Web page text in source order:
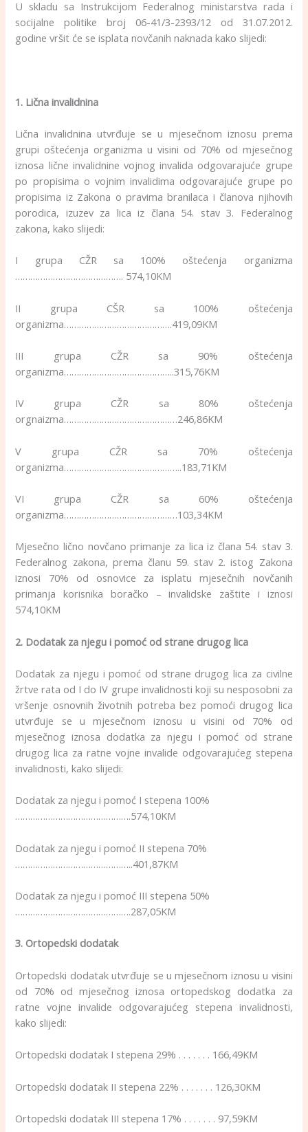
U skladu sa Instrukcijom Federalnog ministarstva rada i
socijalne politike broj 06-41/3-2393/12 od 31.07.2012.
godine vršit će se isplata novčanih naknada kako slijedi:
1. Lična invalidnina
Lična invalidnina utvrđuje se u mjesečnom iznosu prema
grupi oštećenja organizma u visini od 70% od mjesečnog
iznosa lične invalidnine vojnog invalida odgovarajuće grupe
po propisima o vojnim invalidima odgovarajuće grupe po
propisima iz Zakona o pravima branilaca i članova njihovih
porodica, izuzev za lica iz člana 54. stav 3. Federalnog
zakona, kako slijedi:
I grupa CŽR sa 100% oštećenja organizma
……………………………………. 574,10KM
II grupa CŠR sa 100% oštećenja
organizma…………………………………….419,09KM
III grupa CŽR sa 90% oštećenja
organizma……………………………………..315,76KM
IV grupa CŽR sa 80% oštećenja
orgnaizma………………………………………246,86KM
V grupa CŽR sa 70% oštećenja
organizma………………………………………..183,71KM
VI grupa CŽR sa 60% oštećenja
organizma………………………………………103,34KM
Mjesečno lično novčano primanje za lica iz člana 54. stav 3.
Federalnog zakona, prema članu 59. stav 2. istog Zakona
iznosi 70% od osnovice za isplatu mjesečnih novčanih
primanja korisnika boračko – invalidske zaštite i iznosi
574,10KM
2. Dodatak za njegu i pomoć od strane drugog lica
Dodatak za njegu i pomoć od strane drugog lica za civilne
žrtve rata od I do IV grupe invalidnosti koji su nesposobni za
vršenje osnovnih životnih potreba bez pomoći drugog lica
utvrđuje se u mjesečnom iznosu u visini od 70% od
mjesečnog iznosa dodatka za njegu i pomoć od strane
drugog lica za ratne vojne invalide odgovarajućeg stepena
invalidnosti, kako slijedi:
Dodatak za njegu i pomoć I stepena 100%
……………………………………….574,10KM
Dodatak za njegu i pomoć II stepena 70%
………………………………………..401,87KM
Dodatak za njegu i pomoć III stepena 50%
……………………………………….287,05KM
3. Ortopedski dodatak
Ortopedski dodatak utvrđuje se u mjesečnom iznosu u visini
od 70% od mjesečnog iznosa ortopedskog dodatka za
ratne vojne invalide odgovarajućeg stepena invalidnosti,
kako slijedi:
Ortopedski dodatak I stepena 29% . . . . . . . 166,49KM
Ortopedski dodatak II stepena 22% . . . . . . . 126,30KM
Ortopedski dodatak III stepena 17% . . . . . . . 97,59KM